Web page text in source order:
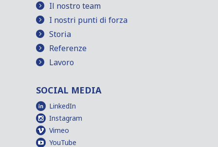
Il nostro team
I nostri punti di forza
Storia
Referenze
Lavoro
SOCIAL MEDIA
LinkedIn
Instagram
Vimeo
YouTube